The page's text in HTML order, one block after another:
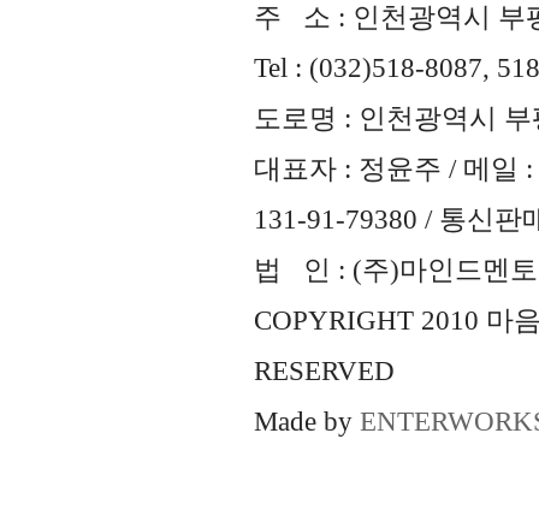
주 소 : 인천광역시 부
Tel : (032)518-8087,
도로명 : 인천광역시
대표자 : 정윤주 / 메일 :
131-91-79380 / 통신판
법 인 : (주)마인드멘토
COPYRIGHT 2010 마
RESERVED
Made by